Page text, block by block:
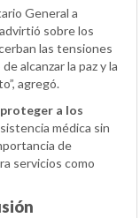
General a
sobre los
las tensiones
alcanzar la paz y la
agregó.
proteger a los
médica sin
de
servicios como